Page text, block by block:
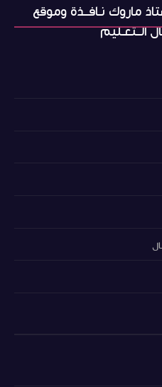
ماروك نـافــذة وموقع
الــتعـليم